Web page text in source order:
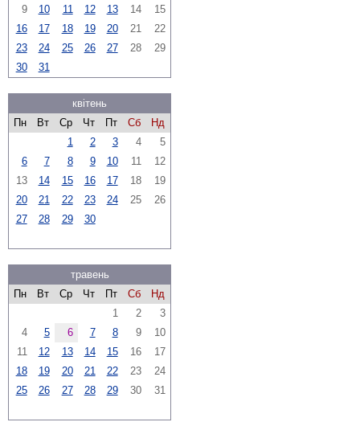
9
10 11 12 13 14
15
16
17 18 19 20 21
22
23
24 25 26 27 28
29
30
31
квітень
Пн
Вт Ср Чт Пт Сб
Нд
1
2 3 4
5
6
7 8 9 10 11
12
13
14 15 16 17 18
19
20
21 22 23 24 25
26
27
28 29 30
травень
Пн
Вт Ср Чт Пт Сб
Нд
1
2
3
4
5 6 7 8 9
10
11
12 13 14 15 16
17
18
19 20 21 22 23
24
25
26 27 28 29 30 31